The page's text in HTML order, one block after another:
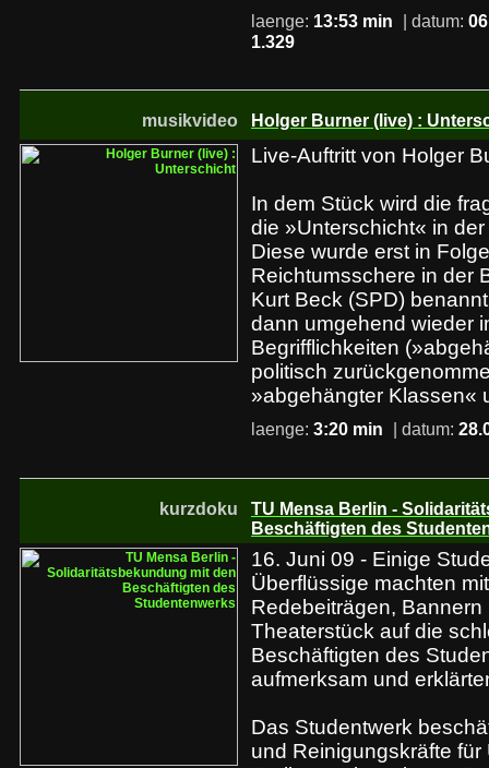
laenge: 13:53 min | datum:
1.329
musikvideo Holger Burner (live) :
Live-Auftritt von Holger
In dem Stück wird die
die »Unterschicht« in
Diese wurde erst in
Reichtumsschere in der
Kurt Beck (SPD)
dann umgehend wieder
Begrifflichkeiten
politisch
»abgehängter Klassen«
laenge: 3:20 min | datum:
kurzdoku
TU Mensa Berlin -
Beschäftigten des
16. Juni 09 - Einige
Überflüssige machten
Redebeiträgen, Bannern
Theaterstück auf die
Beschäftigten des
aufmerksam und
Das Studentwerk
und Reinigungskräfte